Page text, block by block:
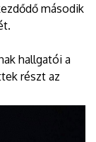
második
hallgatói a
részt az